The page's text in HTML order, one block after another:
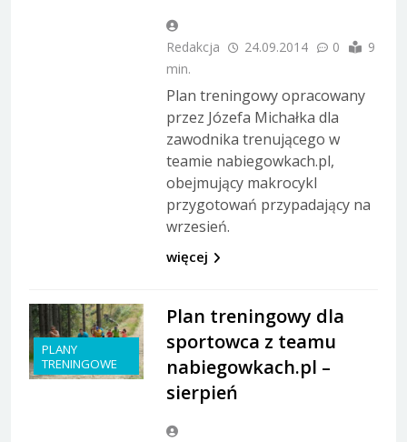
Redakcja 24.09.2014 0
9
min.
Plan treningowy opracowany
przez Józefa Michałka dla
zawodnika trenującego w
teamie nabiegowkach.pl,
obejmujący makrocykl
przygotowań przypadający na
wrzesień.
więcej
PLANY
TRENINGOWE
Plan treningowy dla
sportowca z teamu
nabiegowkach.pl –
sierpień